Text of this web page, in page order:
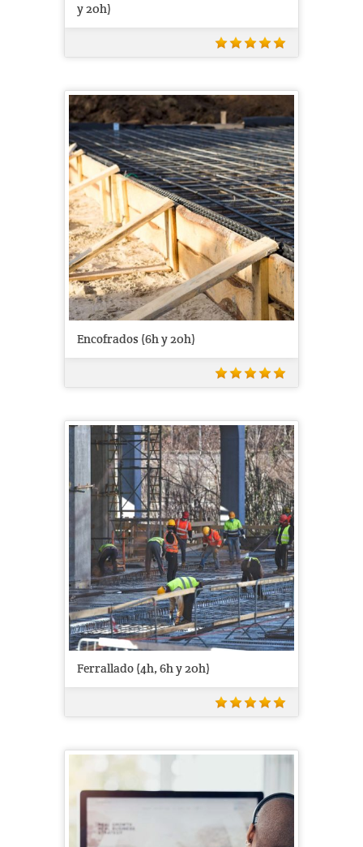
y 20h)
Encofrados (6h y 20h)
Ferrallado (4h, 6h y 20h)